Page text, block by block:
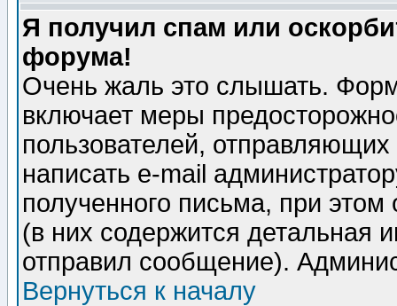
Я получил спам или
форума!
Очень жаль это слышать.
включает меры
пользователей,
написать e-mail
полученного письма, при этом
(в них содержится детальная
отправил сообщение).
Вернуться к началу